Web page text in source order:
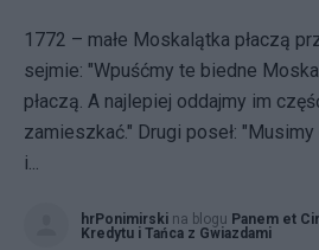
1772 – małe Moskalątka płaczą
sejmie: "Wpuśćmy te biedne
płaczą. A najlepiej oddajmy im
zamieszkać." Drugi poseł:
i...
hrPonimirski na blogu Panem et
Kredytu i Tańca z Gwiazdami